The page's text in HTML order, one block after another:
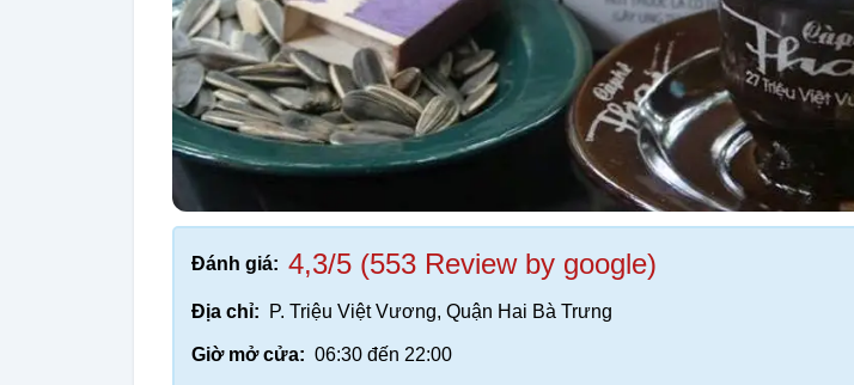
Đánh giá: 4,3/5 (553 Review by google)
Địa chỉ: P. Triệu Việt Vương, Quận Hai Bà Trưng
Giờ mở cửa: 06:30 đến 22:00